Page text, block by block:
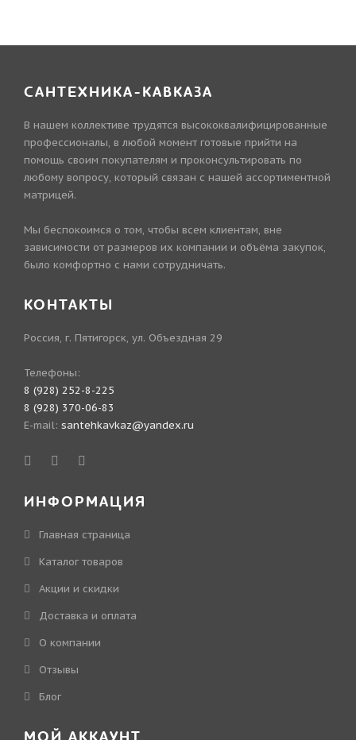
САНТЕХНИКА-КАВКАЗА
В нашем коллективе трудятся высококвалифицированные
профессионалы, в любой момент готовые прийти на
помощь своим покупателям и проконсультировать по
любому вопросу, который связан с нашей ассортиментной
матрицей.
Мы беспокоимся о том, чтобы всем клиентам, вне
зависимости от размеров их компании и объёма закупок,
было комфортно с нами сотрудничать.
КОНТАКТЫ
Россия, г. Пятигорск, ул. Объездная 29
Телефоны:
8 (928) 252-8-225
8 (928) 370-06-83
E-mail: santehkavkaz@yandex.ru
ИНФОРМАЦИЯ
Главная страница
Каталог товаров
Акции и скидки
Доставка и оплата
О компании
Отзывы
Блог